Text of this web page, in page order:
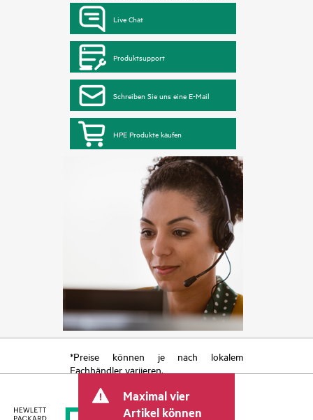
Live Chat
Produktsupport
Schreiben Sie uns eine E-Mail
HPE Produkte kaufen
*Preise können je nach lokalem
Fachhändler variieren.
Maximal vier
Artikel können